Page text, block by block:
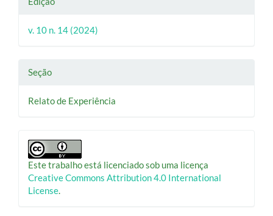
v. 10 n. 14 (2024)
Seção
Relato de Experiência
Este trabalho está licenciado sob uma licença
Creative Commons Attribution 4.0 International
License.